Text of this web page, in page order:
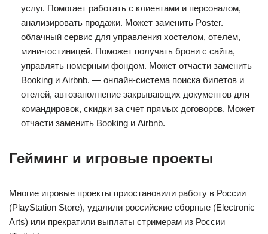
услуг. Помогает работать с клиентами и персоналом,
анализировать продажи. Может заменить Poster. —
облачный сервис для управления хостелом, отелем,
мини-гостиницей. Поможет получать брони с сайта,
управлять номерным фондом. Может отчасти заменить
Booking и Airbnb. — онлайн-система поиска билетов и
отелей, автозаполнение закрывающих документов для
командировок, скидки за счет прямых договоров. Может
отчасти заменить Booking и Airbnb.
Гейминг и игровые проекты
Многие игровые проекты приостановили работу в России
(PlayStation Store), удалили российские сборные (Electronic
Arts) или прекратили выплаты стримерам из России